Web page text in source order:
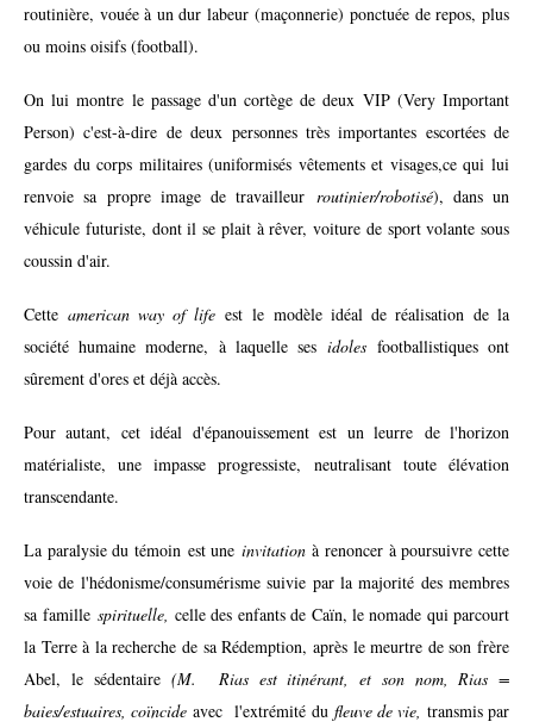
routinière, vouée à un dur labeur (maçonnerie) ponctuée de repos, plus
ou moins oisifs (football).
On lui montre le passage d'un cortège de deux VIP (Very Important
Person) c'est-à-dire de deux personnes très importantes escortées de
gardes du corps militaires (uniformisés vêtements et visages,ce qui lui
renvoie sa propre image de travailleur routinier/robotisé), dans un
véhicule futuriste, dont il se plait à rêver, voiture de sport volante sous
coussin d'air.
Cetteamerican way of lifeest le modèle idéal de réalisation de la
société humaine moderne, à laquelle ses idoles footballistiques ont
sûrement d'ores et déjà accès.
Pour autant, cet idéal d'épanouissement est un leurre de l'horizon
matérialiste, une impasse progressiste, neutralisant toute élévation
transcendante.
La paralysie du témoin est une invitationà renoncer à poursuivre cette
voie de l'hédonisme/consumérisme suivie par la majorité des membres
sa famille spirituelle,celle des enfants de Caïn, le nomade qui parcourt
la Terre à la recherche de sa Rédemption, après le meurtre de son frère
Abel, le sédentaire(M. Rias est itinérant, et son nom, Rias =
baies/estuaires, coïncideavec l'extrémité du fleuve de vie, transmis par